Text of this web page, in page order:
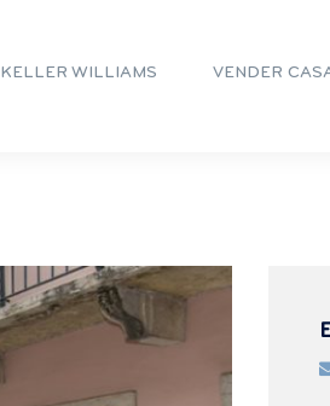
KELLER WILLIAMS VENDER